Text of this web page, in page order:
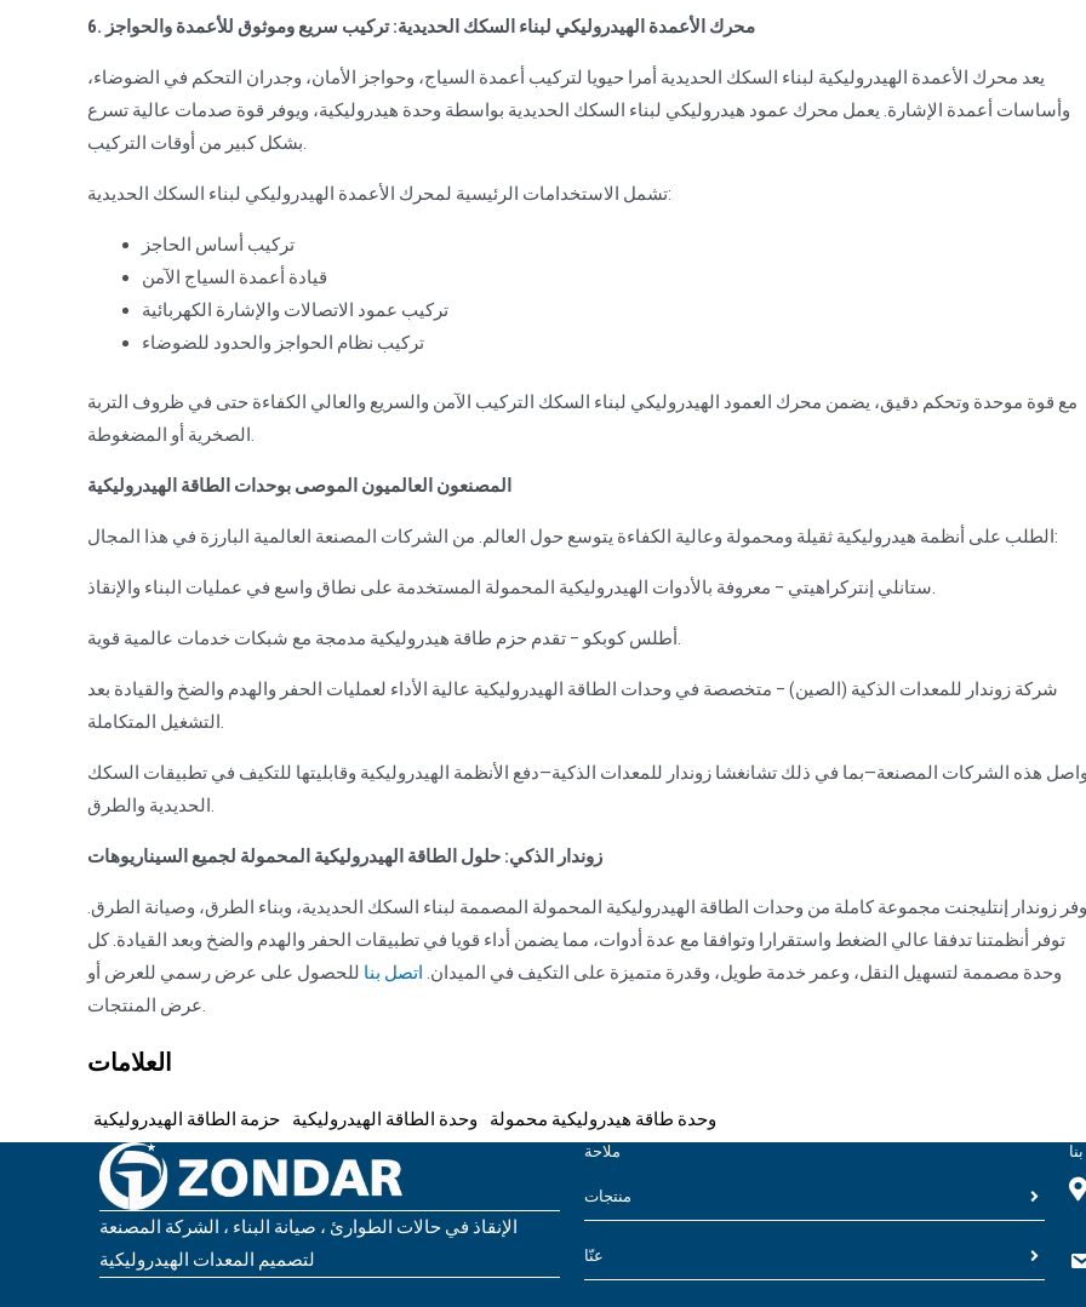
6. محرك الأعمدة الهيدروليكي لبناء السكك الحديدية: تركيب سريع وموثوق للأعمدة والحواجز
يعد محرك الأعمدة الهيدروليكية لبناء السكك الحديدية أمرا حيويا لتركيب أعمدة السياج، وحواجز الأمان، وجدران التحكم في الضوضاء،
وأساسات أعمدة الإشارة. يعمل محرك عمود هيدروليكي لبناء السكك الحديدية بواسطة وحدة هيدروليكية، ويوفر قوة صدمات عالية تسرع
تشمل الاستخدامات الرئيسية لمحرك الأعمدة الهيدروليكي لبناء السكك الحديدية:
تركيب أساس الحاجز
قيادة أعمدة السياج الآمن
تركيب عمود الاتصالات والإشارة الكهربائية
تركيب نظام الحواجز والحدود للضوضاء
مع قوة موحدة وتحكم دقيق، يضمن محرك العمود الهيدروليكي لبناء السكك التركيب الآمن والسريع والعالي الكفاءة حتى في ظروف التربة
الصخرية أو المضغوطة.
المصنعون العالميون الموصى بوحدات الطاقة الهيدروليكية
الطلب على أنظمة هيدروليكية ثقيلة ومحمولة وعالية الكفاءة يتوسع حول العالم. من الشركات المصنعة العالمية البارزة في هذا المجال:
ستانلي إنتركراهيتي – معروفة بالأدوات الهيدروليكية المحمولة المستخدمة على نطاق واسع في عمليات البناء والإنقاذ.
أطلس كوبكو – تقدم حزم طاقة هيدروليكية مدمجة مع شبكات خدمات عالمية قوية.
شركة زوندار للمعدات الذكية (الصين) – متخصصة في وحدات الطاقة الهيدروليكية عالية الأداء لعمليات الحفر والهدم والضخ والقيادة بعد
التشغيل المتكاملة.
هذه الشركات المصنعة—بما في ذلك تشانغشا زوندار للمعدات الذكية—دفع الأنظمة الهيدروليكية وقابليتها للتكيف في تطبيقات السكك
الحديدية والطرق.
زوندار الذكي: حلول الطاقة الهيدروليكية المحمولة لجميع السيناريوهات
زوندار إنتليجنت مجموعة كاملة من وحدات الطاقة الهيدروليكية المحمولة المصممة لبناء السكك الحديدية، وبناء الطرق، وصيانة الطرق.
توفر أنظمتنا تدفقا عالي الضغط واستقرارا وتوافقا مع عدة أدوات، مما يضمن أداء قويا في تطبيقات الحفر والهدم والضخ وبعد القيادة. كل
وحدة مصممة لتسهيل النقل، وعمر خدمة طويل، وقدرة متميزة على التكيف في الميدان. اتصل بنا للحصول على عرض رسمي للعرض أو
عرض المنتجات.
العلامات
حزمة الطاقة الهيدروليكية وحدة الطاقة الهيدروليكية وحدة طاقة هيدروليكية محمولة
الإنقاذ في حالات الطوارئ ، صيانة البناء ، الشركة المصنعة
لتصميم المعدات الهيدروليكية
ملاحة
منتجات
عنّا